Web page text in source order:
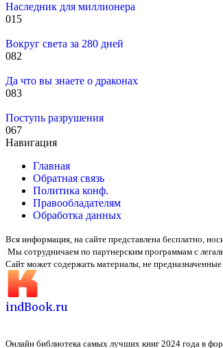
Наследник для миллионера
015
Вокруг света за 280 дней
082
Да что вы знаете о драконах
083
Поступь разрушения
067
Навигация
Главная
Обратная связь
Политика конф.
Правообладателям
Обработка данных
Вся информация, на сайте представлена бесплатно,
Мы сотрудничаем по партнерским программам с
Сайт может содержать материалы, не
indBook.ru
Онлайн библиотека самых лучших книг 2024 года в